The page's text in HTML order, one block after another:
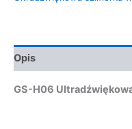
Opis
GS-H06